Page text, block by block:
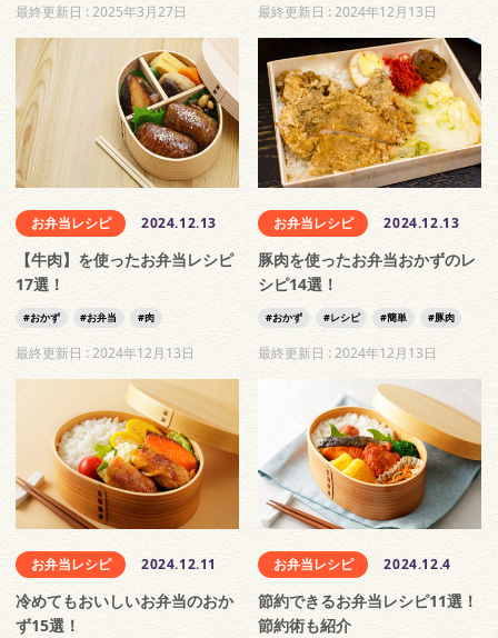
最終更新日 :2025年3月27日 最終更新日 :2024年12月13日
お弁当レシピ 2024.12.13
【牛肉】を使ったお弁当レシピ
17選！
おかず お弁当 肉
最終更新日 : 2024年12月13日
お弁当レシピ 2024.12.13
豚肉を使ったお弁当おかずのレ
シピ14選！
おかず レシピ 簡単 豚肉
最終更新日 :2024年12月13日
お弁当レシピ 2024.12.11
冷めてもおいしいお弁当のおか
ず15選！
お弁当レシピ 2024.12.4
節約できるお弁当レシピ11選！
節約術も紹介